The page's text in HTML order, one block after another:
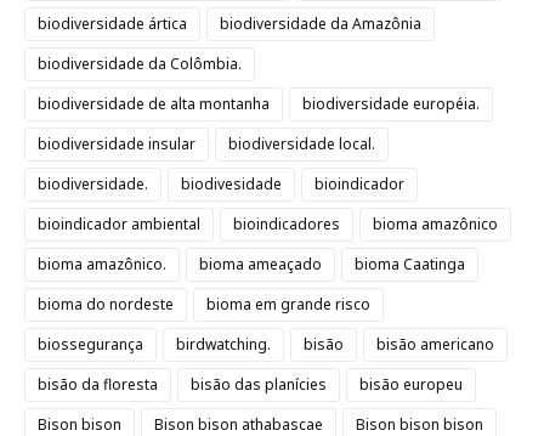
biodiversidade ártica
biodiversidade da Amazônia
biodiversidade da Colômbia.
biodiversidade de alta montanha
biodiversidade européia.
biodiversidade insular
biodiversidade local.
biodiversidade.
biodivesidade
bioindicador
bioindicador ambiental
bioindicadores
bioma amazônico
bioma amazônico.
bioma ameaçado
bioma Caatinga
bioma do nordeste
bioma em grande risco
biossegurança
birdwatching. bisão
bisão americano
bisão da floresta
bisão das planícies
bisão europeu
Bison bison
Bison bison athabascae
Bison bison bison